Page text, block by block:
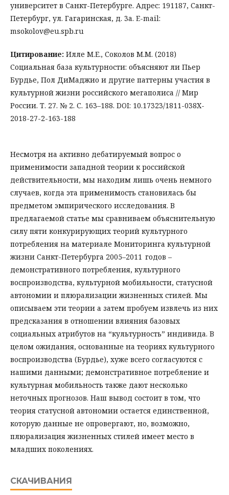
университет в Санкт-Петербурге. Адрес: 191187, Санкт-
Петербург, ул. Гагаринская, д. 3а. E-mail:
msokolov@eu.spb.ru
Цитирование: Илле М.Е., Соколов М.М. (2018)
Социальная база культурности: объясняют ли Пьер
Бурдье, Пол ДиМаджио и другие паттерны участия в
культурной жизни российского мегаполиса // Мир
России. Т. 27. № 2. С. 163–188. DOI: 10.17323/1811-038X-
2018-27-2-163-188
Несмотря на активно дебатируемый вопрос о
применимости западной теории к российской
действительности, мы находим лишь очень немного
случаев, когда эта применимость становилась бы
предметом эмпирического исследования. В
предлагаемой статье мы сравниваем объяснительную
силу пяти конкурирующих теорий культурного
потребления на материале Мониторинга культурной
жизни Санкт-Петербурга 2005–2011 годов –
демонстративного потребления, культурного
воспроизводства, культурной мобильности, статусной
автономии и плюрализации жизненных стилей. Мы
описываем эти теории а затем пробуем извлечь из них
предсказания в отношении влияния базовых
социальных атрибутов на “культурность” индивида. В
целом ожидания, основанные на теориях культурного
воспроизводства (Бурдье), хуже всего согласуются с
нашими данными; демонстративное потребление и
культурная мобильность также дают несколько
неточных прогнозов. Наш вывод состоит в том, что
теория статусной автономии остается единственной,
которую данные не опровергают, но, возможно,
плюрализация жизненных стилей имеет место в
младших поколениях.
СКАЧИВАНИЯ